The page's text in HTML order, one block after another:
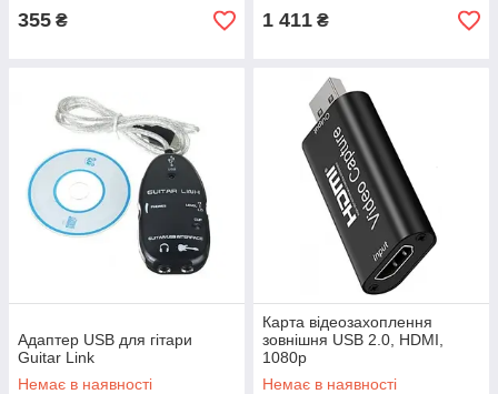
355 ₴ 1 411 ₴
Адаптер USB для гітари
Guitar Link
Немає в наявності
Карта відеозахоплення
зовнішня USB 2.0, HDMI,
1080p
Немає в наявності